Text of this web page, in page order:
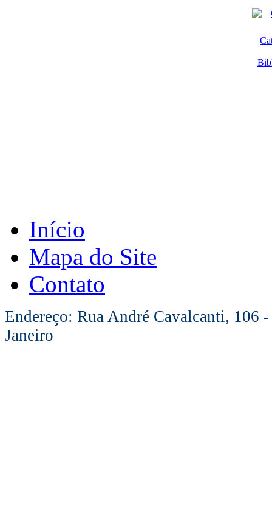
Início
Mapa do Site
Contato
Endereço: Rua André Cavalcanti, 106
Janeiro